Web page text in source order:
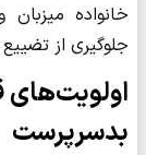
خانواده میزبان
جلوگیری از
اولویت‌های
بدسرپرست